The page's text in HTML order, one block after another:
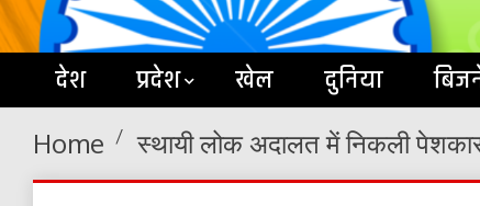
देश प्रदेश खेल दुनिया
Home स्थायी लोक अदालत में निकली